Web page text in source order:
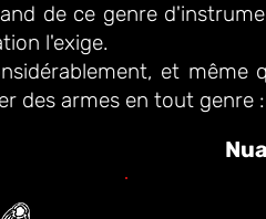
de ce genre
l'exige.
et même
des armes en tout